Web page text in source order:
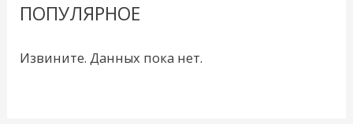
ПОПУЛЯРНОЕ
Извините. Данных пока нет.